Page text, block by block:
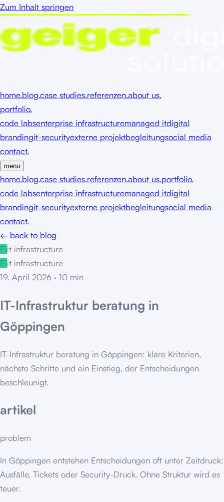
Zum Inhalt springen
home.blog.case studies.referenzen.about us.
portfolio.
code labsenterprise infrastructuremanaged itdigital
brandingit-securityexterne projektbegleitungsocial media
contact.
menu
home.blog.case studies.referenzen.about us.portfolio.
code labsenterprise infrastructuremanaged itdigital
brandingit-securityexterne projektbegleitungsocial media
contact.
← back to blog
EIit infrastructure
EIit infrastructure
19. April 2026 · 10 min
IT-Infrastruktur beratung in
Göppingen
IT-Infrastruktur beratung in Göppingen: klare Kriterien,
nächste Schritte und ein Einstieg, der Entscheidungen
beschleunigt.
artikel
problem
In Göppingen entstehen Entscheidungen oft unter Zeitdruck:
Ausfälle, Tickets oder Security-Druck. Ohne Struktur wird es
teuer.